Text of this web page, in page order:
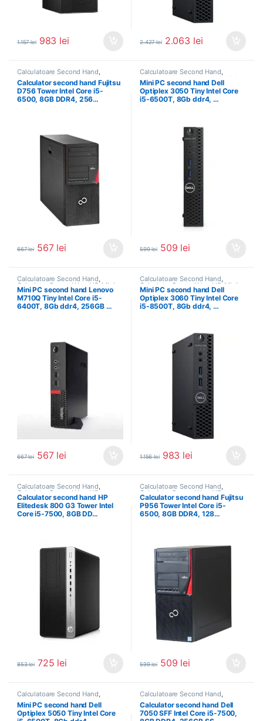
1.157lei 983 lei 2.427lei 2.063 lei
Calculatoare Second Hand
Calculator Second Hand i5
Calculator second hand Fujitsu
D756 Tower Intel Core i5-
6500, 8GB DDR4, 256…
667lei 567 lei
Calculatoare Second Hand
Calculator Second Hand i5 , Mini
PC SH
Mini PC second hand Dell
Optiplex 3050 Tiny Intel Core
i5-6500T, 8Gb ddr4, …
599lei 509 lei
Calculatoare Second Hand,
Calculator Second Hand i5 Mini
PC SH
Mini PC second hand Lenovo
M710Q Tiny Intel Core i5-
6400T, 8Gb ddr4, 256GB …
667lei 567 lei
Calculatoare Second Hand,
Calculator Second Hand i5,Mini
PC SH
Mini PC second hand Dell
Optiplex 3060 Tiny Intel Core
i5-8500T, 8Gb ddr4, …
1.156lei 983 lei
Calculatoare Second Hand,
Calculator Second Hand i5
Calculator second hand HP
Elitedesk 800 G3 Tower Intel
Core i5-7500, 8GB DD…
853lei 725 lei
Calculatoare Second Hand,
Calculator Second Hand i5
Calculator second hand Fujitsu
P956 Tower Intel Core i5-
6500, 8GB DDR4, 128…
599lei 509 lei
Calculatoare Second Hand,
Calculator Second Hand i5, Mini
PC SH
Mini PC second hand Dell
Optiplex 5050 Tiny Intel Core
Calculatoare Second Hand,
Calculator Second Hand i5
Calculator second hand Dell
7050 SFF Intel Core i5-7500,